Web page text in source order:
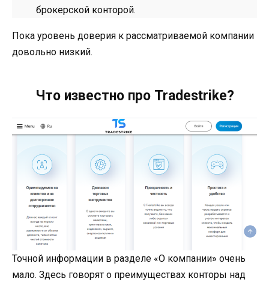
брокерской конторой.
Пока уровень доверия к рассматриваемой компании
довольно низкий.
Что известно про Tradestrike?
Точной информации в разделе «О компании» очень
мало. Здесь говорят о преимуществах конторы над